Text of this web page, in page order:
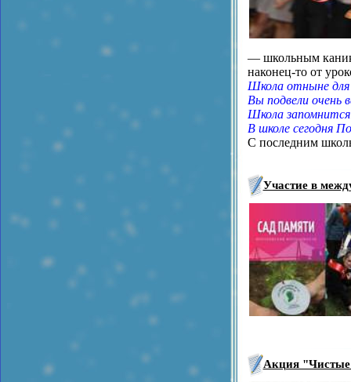
— школьным
наконец-то от
Школа отныне
Вы подвели очень
Школа
В школе сегодня
С последним
Участие в
Акция